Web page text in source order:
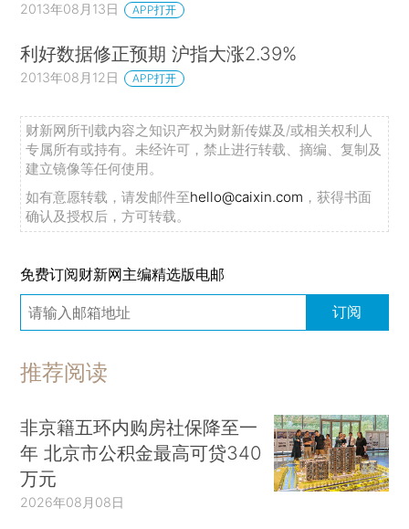
2013年08月13日 APP打开
利好数据修正预期 沪指大涨2.39%
2013年08月12日 APP打开
财新网所刊载内容之知识产权为财新传媒及/或相关权利人
专属所有或持有。未经许可，禁止进行转载、摘编、复制及
建立镜像等任何使用。
如有意愿转载，请发邮件至hello@caixin.com ，获得书面
确认及授权后，方可转载。
免费订阅财新网主编精选版电邮
订阅
推荐阅读
非京籍五环内购房社保降至一
年 北京市公积金最高可贷340
万元
2026年08月08日